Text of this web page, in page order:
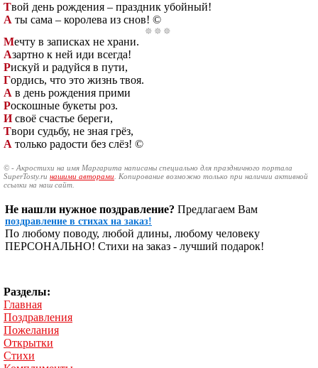
Твой день рождения – праздник убойный!
А ты сама – королева из снов! ©
Мечту в записках не храни.
Азартно к ней иди всегда!
Рискуй и радуйся в пути,
Гордись, что это жизнь твоя.
А в день рождения прими
Роскошные букеты роз.
Исвоё счастье береги,
Твори судьбу, не зная грёз,
А только радости без слёз! ©
© - Акростихи на имя Маргарита написаны специально для праздничного портала
SuperTosty.ru нашими авторами . Копирование возможно только при наличии активной
ссылки на наш сайт.
Не нашли нужное поздравление? Предлагаем Вам
поздравление в стихах на заказ!
По любому поводу, любой длины, любому человеку
ПЕРСОНАЛЬНО! Стихи на заказ - лучший подарок!
Разделы:
Главная
Поздравления
Пожелания
Открытки
Стихи